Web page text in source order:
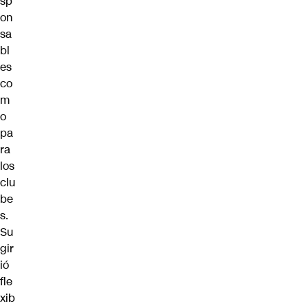
on
sa
bl
es
co
m
o
pa
ra
los
clu
be
s.
Su
gir
ió
fle
xib